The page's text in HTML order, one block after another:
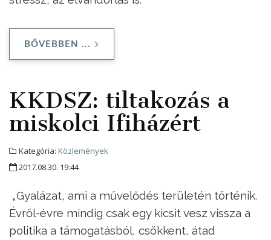
BŐVEBBEN ...
KKDSZ: tiltakozás a
miskolci Ifiházért
Kategória: Közlemények
2017.08.30. 19:44
„Gyalázat, ami a művelődés területén történik.
Évről-évre mindig csak egy kicsit vesz vissza a
politika a támogatásból, csökkent, átad